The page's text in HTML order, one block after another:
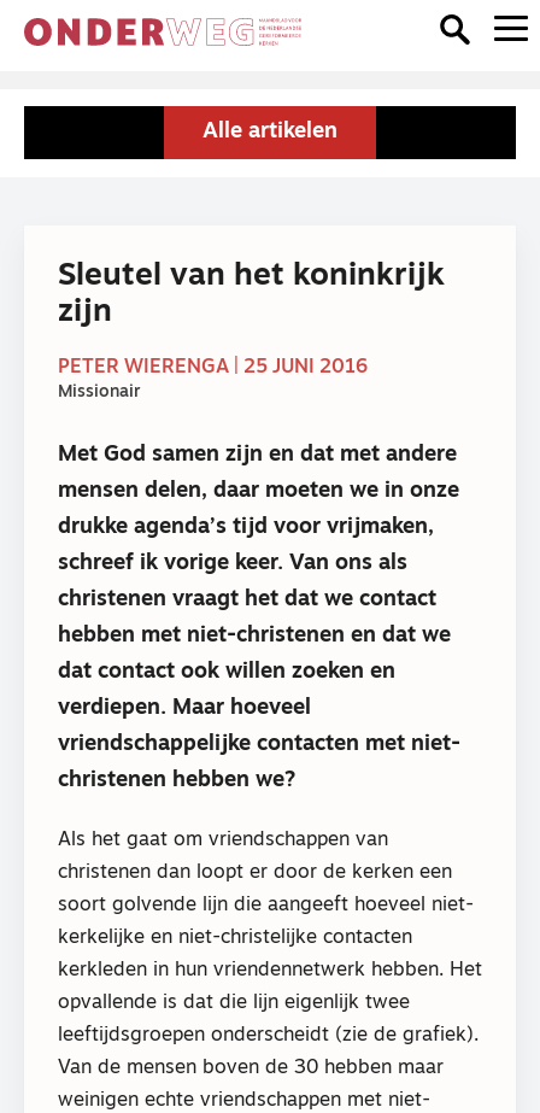
Alle artikelen
Sleutel van het koninkrijk
zijn
PETER WIERENGA | 25 JUNI 2016
Missionair
Met God samen zijn en dat met andere
mensen delen, daar moeten we in onze
drukke agenda’s tijd voor vrijmaken,
schreef ik vorige keer. Van ons als
christenen vraagt het dat we contact
hebben met niet-christenen en dat we
dat contact ook willen zoeken en
verdiepen. Maar hoeveel
vriendschappelijke contacten met niet-
christenen hebben we?
Als het gaat om vriendschappen van
christenen dan loopt er door de kerken een
soort golvende lijn die aangeeft hoeveel niet-
kerkelijke en niet-christelijke contacten
kerkleden in hun vriendennetwerk hebben. Het
opvallende is dat die lijn eigenlijk twee
leeftijdsgroepen onderscheidt (zie de grafiek).
Van de mensen boven de 30 hebben maar
weinigen echte vriendschappen met niet-